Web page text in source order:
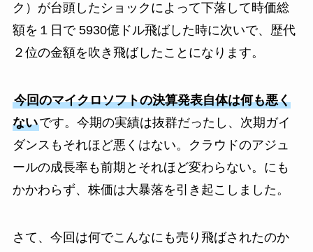
ク）が台頭したショックによって下落して時価総
額を１日で 5930億ドル飛ばした時に次いで、歴代
２位の金額を吹き飛ばしたことになります。
今回のマイクロソフトの決算発表自体は何も悪く
ないです。今期の実績は抜群だったし、次期ガイ
ダンスもそれほど悪くはない。クラウドのアジュ
ールの成長率も前期とそれほど変わらない。にも
かかわらず、株価は大暴落を引き起こしました。
さて、今回は何でこんなにも売り飛ばされたのか